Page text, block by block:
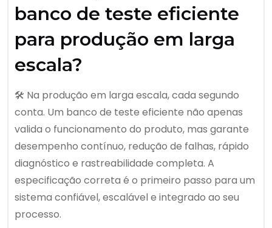
banco de teste eficiente
para produção em larga
escala?
🛠️ Na produção em larga escala, cada segundo
conta. Um banco de teste eficiente não apenas
valida o funcionamento do produto, mas garante
desempenho contínuo, redução de falhas, rápido
diagnóstico e rastreabilidade completa. A
especificação correta é o primeiro passo para um
sistema confiável, escalável e integrado ao seu
processo.